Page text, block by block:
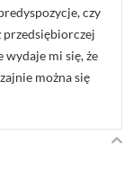
czy
przedsiębiorczej
wydaje mi się, że
można się